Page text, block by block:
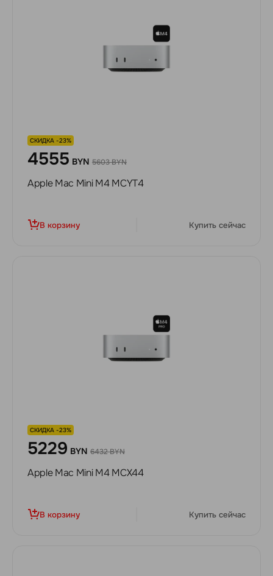
СКИДКА -23%
4555 BYN 5603 BYN
Apple Mac Mini M4 MCYT4
В корзину Купить сейчас
СКИДКА -23%
5229 BYN 6432 BYN
Apple Mac Mini M4 MCX44
В корзину Купить сейчас